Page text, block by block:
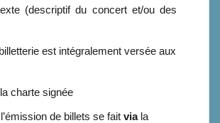
(descriptif du concert et/ou des
est intégralement versée aux
a charte signée
de billets se fait via la